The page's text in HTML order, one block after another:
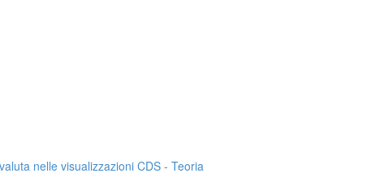
nelle visualizzazioni CDS - Teoria